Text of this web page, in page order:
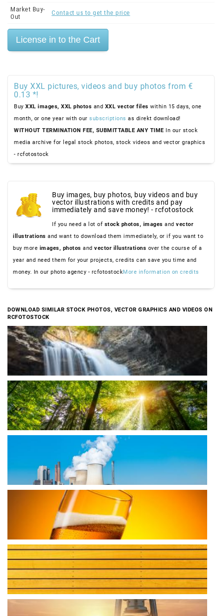
Market Buy-
Out
Contact us to get the price
Buy XXL pictures, videos and buy photos from €
0.13 *!
Buy XXL images, XXL photos and XXL vector files within 15 days, one
month, or one year with our subscriptions as direkt download!
WITHOUT TERMINATION FEE, SUBMITTABLE ANY TIME In our stock
media archive for legal stock photos, stock videos and vector graphics
- rcfotostock
Buy images, buy photos, buy videos and buy
vector illustrations with credits and pay
immediately and save money! - rcfotostock
If you need a lot of stock photos, images and vector
illustrations and want to download them immediately, or if you want to
buy more images, photos and vector illustrations over the course of a
year and need them for your projects, credits can save you time and
money. In our photo agency - rcfotostockMore information on credits
DOWNLOAD SIMILAR STOCK PHOTOS, VECTOR GRAPHICS AND VIDEOS ON
RCFOTOSTOCK